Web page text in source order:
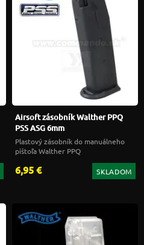
Airsoft zásobník Walther PPQ
PSS ASG 6mm
Plastový zásobník do manuálneho
pištoľa Walther PPQ
6,95 € SKLADOM